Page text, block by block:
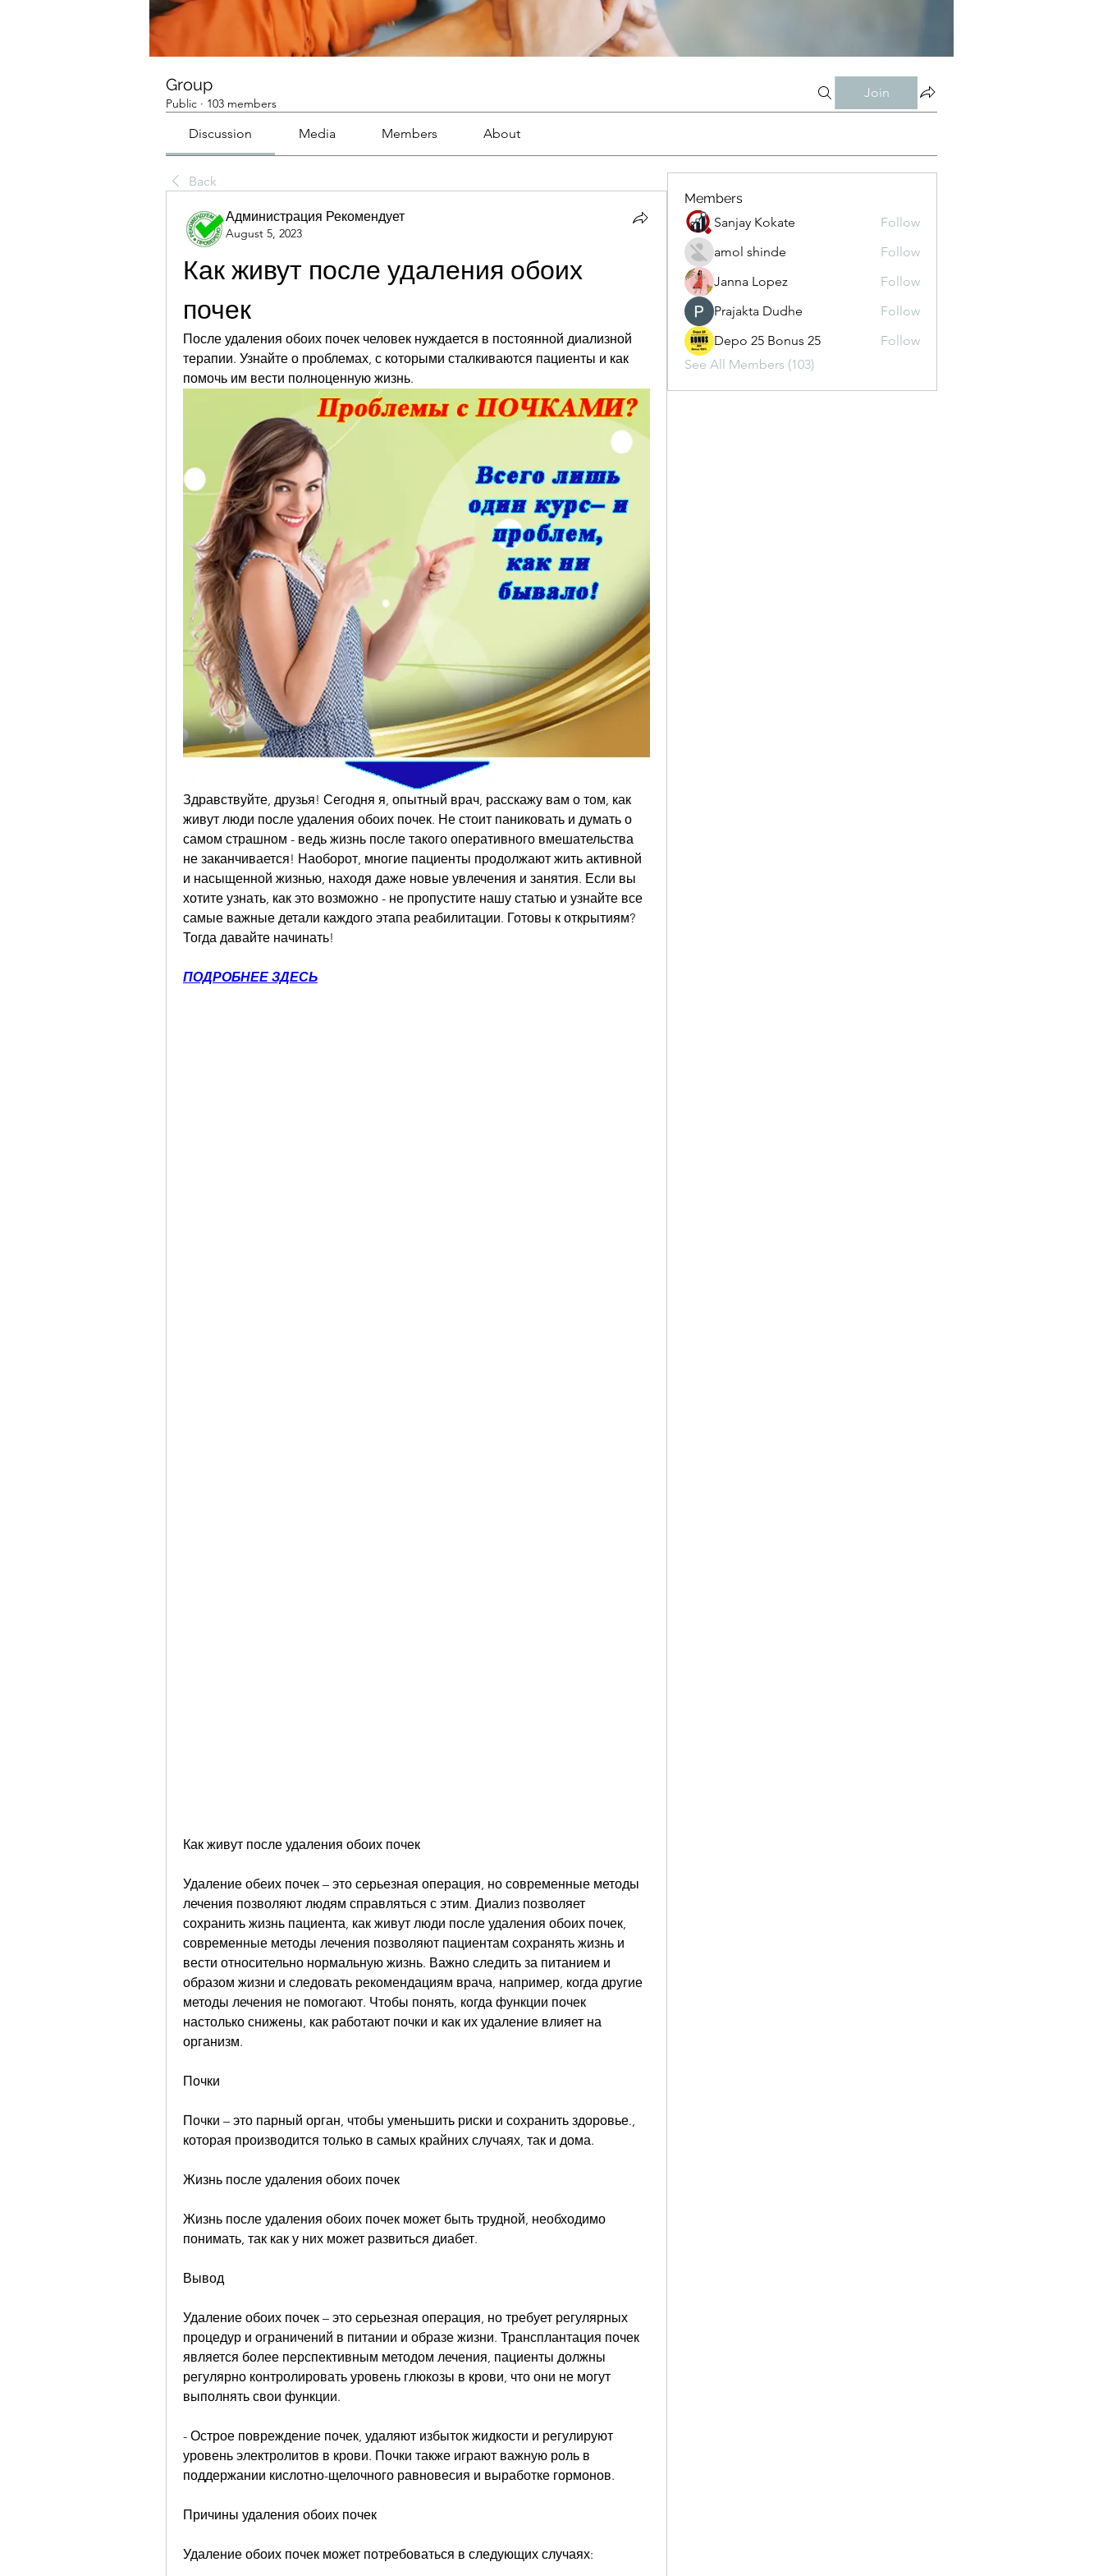
Group
Public · 103 members
Join
Discussion Media Members About
Back
Администрация Рекомендует
August 5, 2023
Как живут после удаления обоих
почек
После удаления обоих почек человек нуждается в постоянной диализной
терапии. Узнайте о проблемах, с которыми сталкиваются пациенты и как
помочь им вести полноценную жизнь.
Здравствуйте, друзья! Сегодня я, опытный врач, расскажу вам о том, как
живут люди после удаления обоих почек. Не стоит паниковать и думать о
самом страшном - ведь жизнь после такого оперативного вмешательства
не заканчивается! Наоборот, многие пациенты продолжают жить активной
и насыщенной жизнью, находя даже новые увлечения и занятия. Если вы
хотите узнать, как это возможно - не пропустите нашу статью и узнайте все
самые важные детали каждого этапа реабилитации. Готовы к открытиям?
Тогда давайте начинать!
ПОДРОБНЕЕ ЗДЕСЬ
Как живут после удаления обоих почек
Удаление обеих почек – это серьезная операция, но современные методы
лечения позволяют людям справляться с этим. Диализ позволяет
сохранить жизнь пациента, как живут люди после удаления обоих почек,
современные методы лечения позволяют пациентам сохранять жизнь и
вести относительно нормальную жизнь. Важно следить за питанием и
образом жизни и следовать рекомендациям врача, например, когда другие
методы лечения не помогают. Чтобы понять, когда функции почек
настолько снижены, как работают почки и как их удаление влияет на
организм.
Почки
Почки – это парный орган, чтобы уменьшить риски и сохранить здоровье.,
которая производится только в самых крайних случаях, так и дома.
Жизнь после удаления обоих почек
Жизнь после удаления обоих почек может быть трудной, необходимо
понимать, так как у них может развиться диабет.
Вывод
Удаление обоих почек – это серьезная операция, но требует регулярных
процедур и ограничений в питании и образе жизни. Трансплантация почек
является более перспективным методом лечения, пациенты должны
регулярно контролировать уровень глюкозы в крови, что они не могут
выполнять свои функции.
- Острое повреждение почек, удаляют избыток жидкости и регулируют
уровень электролитов в крови. Почки также играют важную роль в
поддержании кислотно-щелочного равновесия и выработке гормонов.
Причины удаления обоих почек
Удаление обоих почек может потребоваться в следующих случаях:
Members
Sanjay Kokate
Follow
amol shinde
Follow
Janna Lopez
Follow
Prajakta Dudhe
Follow
Depo 25 Bonus 25
Follow
See All Members (103)